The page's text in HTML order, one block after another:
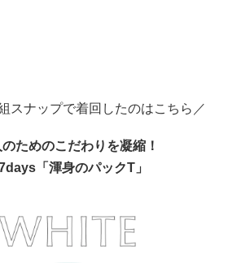
スナップで着回したのはこちら／
ためのこだわりを凝縮！
「渾身のパックT」